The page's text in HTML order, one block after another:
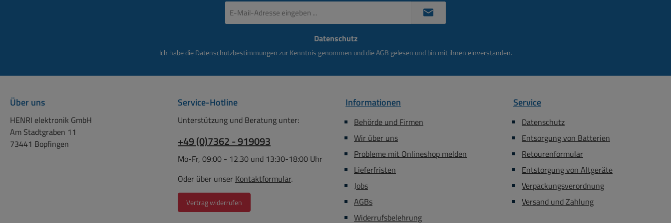
Antennenadapter neue auf
00002 = Antennenadapter
alte auf neue Norm
Mail-
Datenschutz
Ich habe dieDatenschutzbestimmungenzur Kenntnis genommen und dieAGB gelesen und bin mit ihnen einverstanden.
Über uns
HENRI elektronik GmbH
Am Stadtgraben 11
73441 Bopfingen
Service-Hotline
Unterstützung und Beratung unter:
+49 (0)7362 - 919093
Mo-Fr, 09:00 - 12.30 und 13:30-18:00 Uhr
Oder über unser Kontaktformular.
Vertrag widerrufen
Informationen
Behörde und Firmen
Wir über uns
Probleme mit Onlineshop melden
Lieferfristen
Jobs
AGBs
Widerrufsbelehrung
Service
Datenschutz
Entsorgung von Batterien
Retourenformular
Entstorgung von Altgeräte
Verpackungsverordnung
Versand und Zahlung